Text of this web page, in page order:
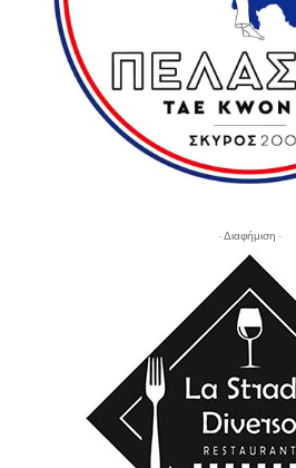
- Διαφήμιση -